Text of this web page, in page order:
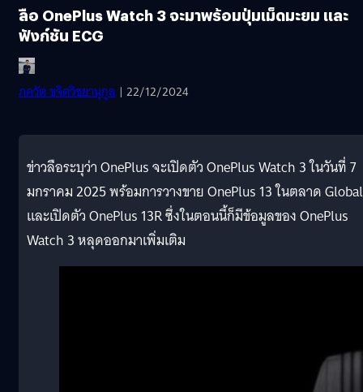
ลือ OnePlus Watch 3 จะมาพร้อมปุ่มเม็ดมะยม และ
ฟังก์ชัน ECG
ภควัต ขจิตวิชยานุกูล | 22/12/2024
ข่าวลือระบุว่า OnePlus จะเปิดตัว OnePlus Watch 3 ในวันที่ 7
มกราคม 2025 พร้อมการวางขาย OnePlus 13 ในตลาด Global
และเปิดตัว OnePlus 13R ซึ่งในตอนนี้ก็มีข้อมูลของ OnePlus
Watch 3 หลุดออกมาเพิ่มเติม